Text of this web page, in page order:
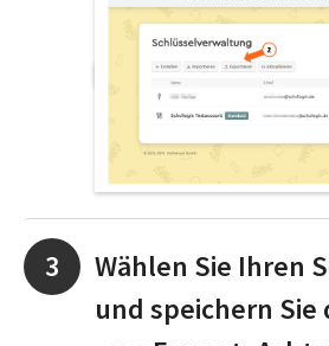
Wählen Sie Ihren
und speichern Sie